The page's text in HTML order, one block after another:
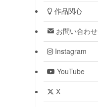
作品関心
お問い合わせ
Instagram
YouTube
X